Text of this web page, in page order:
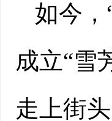
如今
成立“雪
走上街